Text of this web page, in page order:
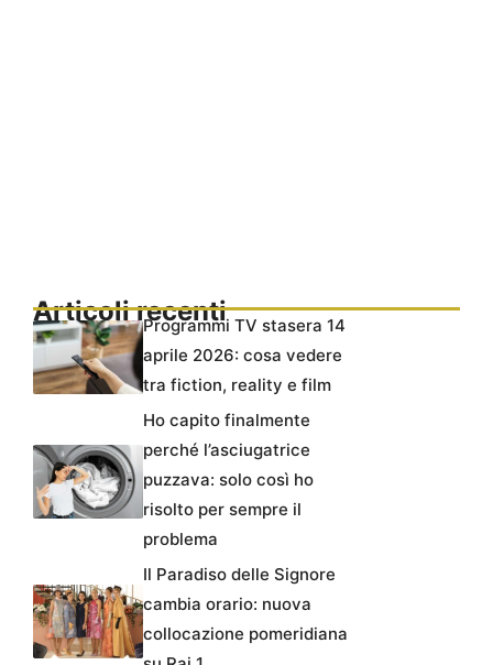
Articoli recentiProgrammi TV stasera 14
aprile 2026: cosa vedere
tra fiction, reality e film
Ho capito finalmente
perché l’asciugatrice
puzzava: solo così ho
risolto per sempre il
problema
Il Paradiso delle Signore
cambia orario: nuova
collocazione pomeridiana